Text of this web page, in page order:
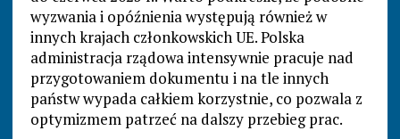
wyzwania i opóźnienia występują również w
innych krajach członkowskich UE. Polska
administracja rządowa intensywnie pracuje nad
przygotowaniem dokumentu i na tle innych
państw wypada całkiem korzystnie, co pozwala z
optymizmem patrzeć na dalszy przebieg prac.